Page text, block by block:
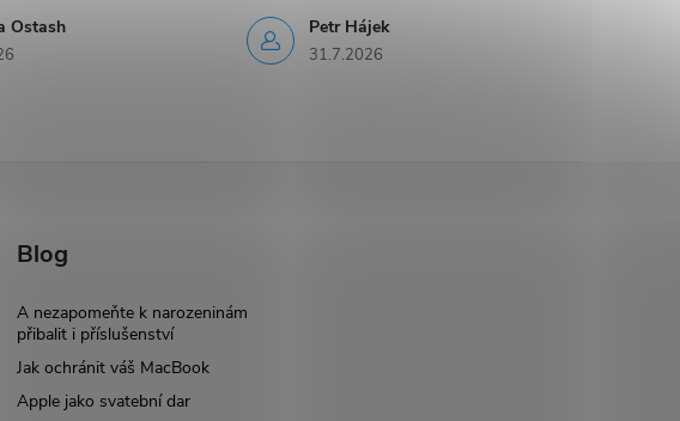
Ostash
Petr Hájek
31.7.2026
Blog
A nezapomeňte k narozeninám
přibalit i příslušenství
Jak ochránit váš MacBook
Apple jako svatební dar